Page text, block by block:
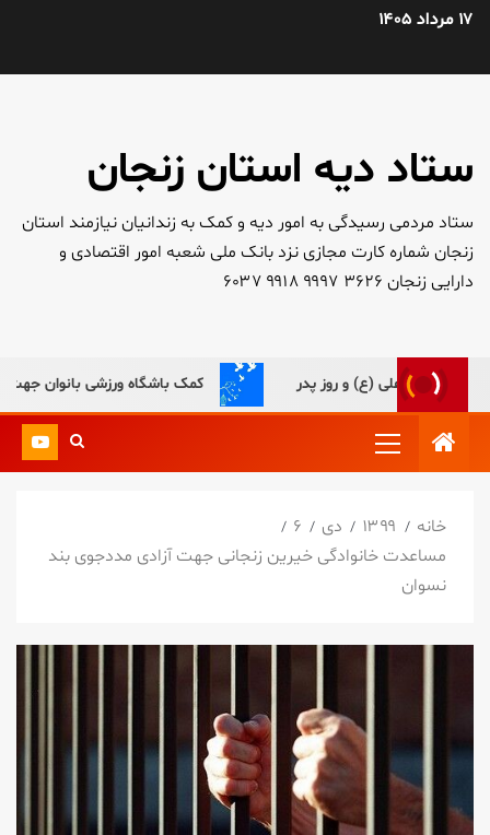
۱۷ مرداد ۱۴۰۵
ستاد دیه استان زنجان
ستاد مردمی رسیدگی به امور دیه و کمک به زندانیان نیازمند استان
زنجان شماره کارت مجازی نزد بانک ملی شعبه امور اقتصادی و
دارایی زنجان ۳۶۲۶ ۹۹۹۷ ۹۹۱۸ ۶۰۳۷
کمک باشگاه ورزشی بانوان جهت آزادی
خانه ۱۳۹۹ دی
۶
مساعدت خانوادگی خیرین زنجانی جهت آزادی مددجوی بند
نسوان